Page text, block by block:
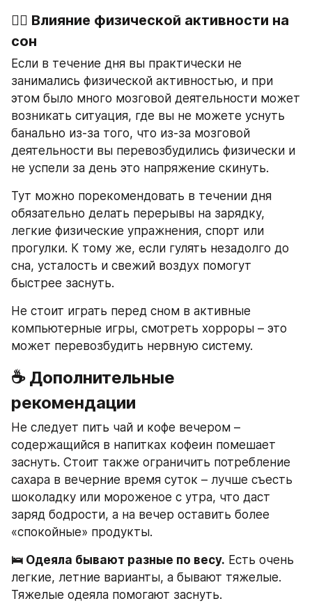
🏃‍♀️ Влияние физической активности на
сон
Если в течение дня вы практически не
занимались физической активностью, и при
этом было много мозговой деятельности может
возникать ситуация, где вы не можете уснуть
банально из-за того, что из-за мозговой
деятельности вы перевозбудились физически и
не успели за день это напряжение скинуть.
Тут можно порекомендовать в течении дня
обязательно делать перерывы на зарядку,
легкие физические упражнения, спорт или
прогулки. К тому же, если гулять незадолго до
сна, усталость и свежий воздух помогут
быстрее заснуть.
Не стоит играть перед сном в активные
компьютерные игры, смотреть хорроры – это
может перевозбудить нервную систему.
☕️ Дополнительные
рекомендации
Не следует пить чай и кофе вечером –
содержащийся в напитках кофеин помешает
заснуть. Стоит также ограничить потребление
сахара в вечерние время суток – лучше съесть
шоколадку или мороженое с утра, что даст
заряд бодрости, а на вечер оставить более
«спокойные» продукты.
🛌 Одеяла бывают разные по весу. Есть очень
легкие, летние варианты, а бывают тяжелые.
Тяжелые одеяла помогают заснуть.